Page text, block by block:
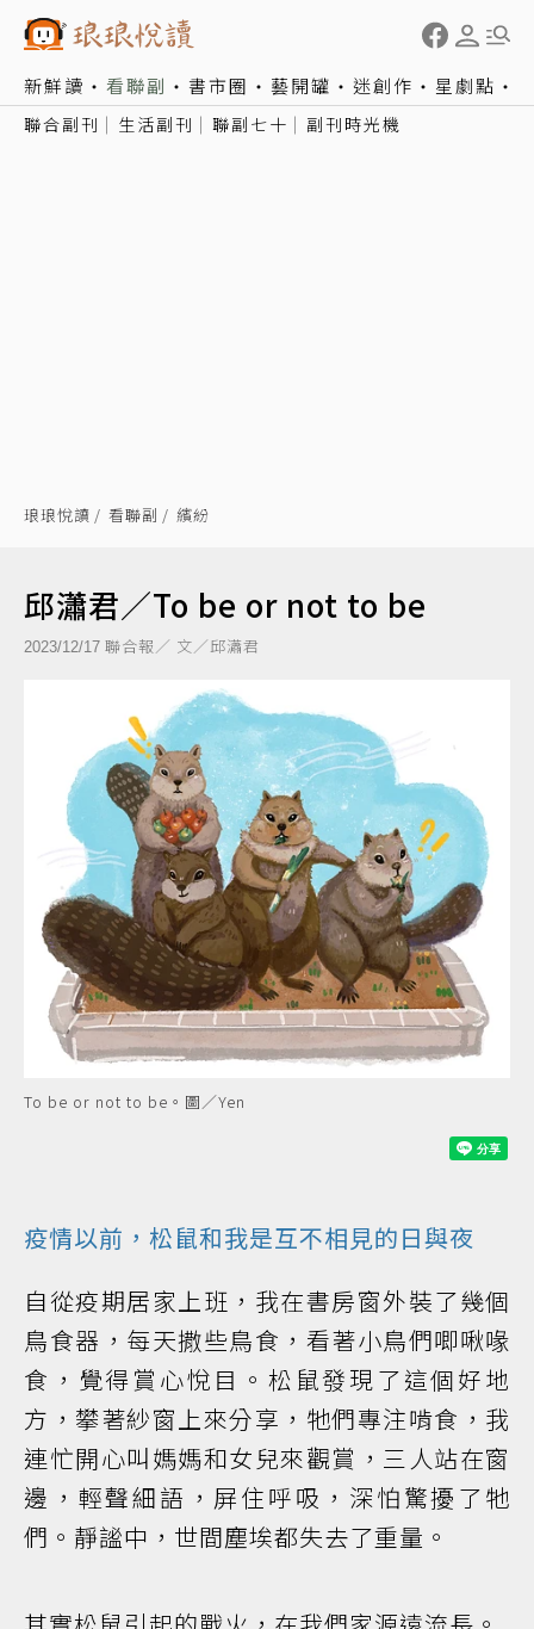
新鮮讀 看聯副 書市圈 藝開罐 迷創作 星劇點
聯合副刊 生活副刊 聯副七十 副刊時光機
琅琅悅讀 看聯副 繽紛
邱瀟君／To be or not to be
2023/12/17 聯合報／ 文／邱瀟君
To be or not to be。圖／Yen
疫情以前，松鼠和我是互不相見的日與夜
自從疫期居家上班，我在書房窗外裝了幾個
鳥食器，每天撒些鳥食，看著小鳥們唧啾喙
食，覺得賞心悅目。松鼠發現了這個好地
方，攀著紗窗上來分享，牠們專注啃食，我
連忙開心叫媽媽和女兒來觀賞，三人站在窗
邊，輕聲細語，屏住呼吸，深怕驚擾了牠
們。靜謐中，世間塵埃都失去了重量。